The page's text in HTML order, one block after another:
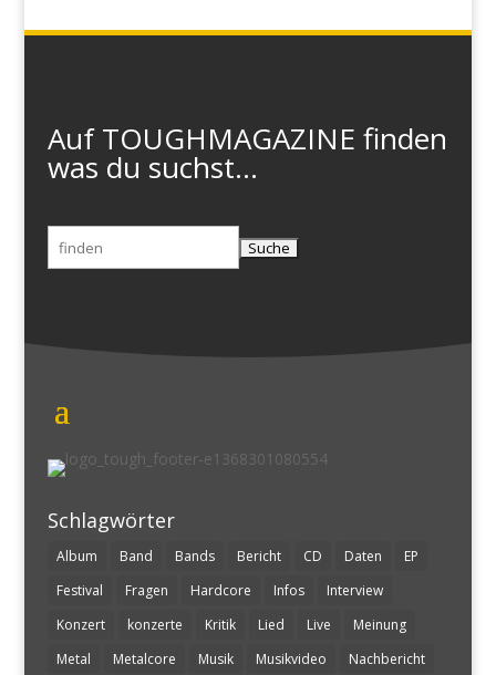
Auf TOUGHMAGAZINE finden
was du suchst...
Suchen
nach:
Schlagwörter
Album Band Bands Bericht CD Daten
EP
Festival
Fragen Hardcore Infos
Interview
Konzert
konzerte Kritik Lied Live
Meinung
Metal
Metalcore Musik Musikvideo Nachbericht